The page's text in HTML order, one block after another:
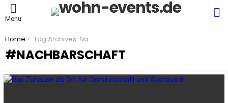
Menu
You are here:
Home Tag Archives: Nachbarschaft
NACHBARSCHAFT